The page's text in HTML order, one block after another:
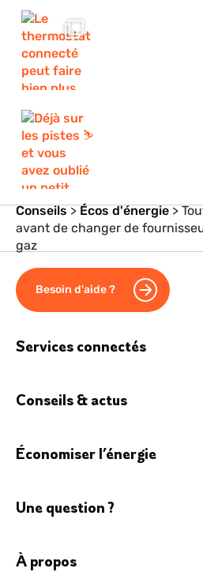
Conseils > Écos d'énergie >
avant de changer de
gaz
Besoin d'aide ?
Services connectés
Conseils & actus
Maison connectée
Économiser l’énergie
Comment réduire sa conso d’énergie ?
Une question ?
À propos